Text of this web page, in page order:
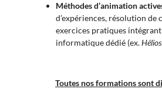
Méthodes d’animation
d’expériences, résolution de
exercices pratiques
informatique dédié (ex.Hélios
Toutes nos formations sont